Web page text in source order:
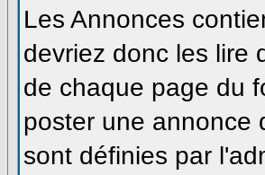
Les Annonces
devriez donc les lire
de chaque page du
poster une annonce
sont définies par